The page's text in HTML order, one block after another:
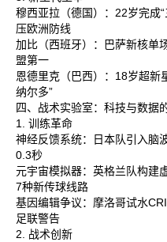
穆西亚拉‌（德国）：22岁完成
压欧洲防线‌
加比‌（西班牙）：巴萨新核单
盟第一‌
恩德里克‌（巴西）：18岁超新
纳尔多”‌
四、战术实验室：科技与数据
1. 训练革命
神经反馈系统‌：日本队引入脑
0.3秒‌
元宇宙模拟器‌：英格兰队构建
7种新传球线路‌
基因编辑争议‌：摩洛哥试水
足联警告‌
2. 战术创新